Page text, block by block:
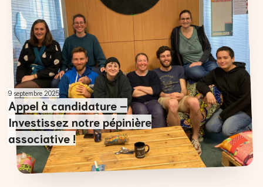
9 septembre 2025
Appel à candidature –
Investissez notre pépinière
associative !